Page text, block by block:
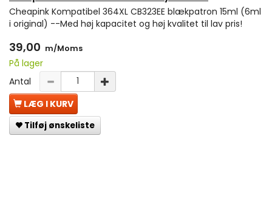
Cheapink Kompatibel 364XL CB323EE blækpatron 15ml (6ml
i original) --Med høj kapacitet og høj kvalitet til lav pris!
39,00 m/Moms
På lager
Antal
LÆG I KURV
Tilføj ønskeliste